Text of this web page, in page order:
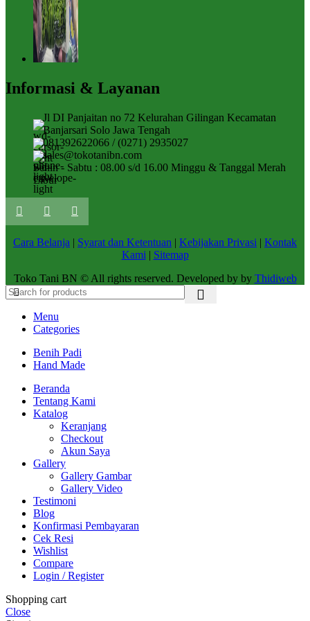
Informasi & Layanan
Jl DI Panjaitan no 72 Kelurahan Gilingan Kecamatan
Banjarsari Solo Jawa Tengah
081392622066 / (0271) 2935027
sales@tokotanibn.com
Senin - Sabtu : 08.00 s/d 16.00 Minggu & Tanggal Merah
Libur
Cara Belanja | Syarat dan Ketentuan | Kebijakan Privasi | Kontak
Kami | Sitemap
Toko Tani BN © All rights reserved. Developed by by Thidiweb
Menu
Categories
Benih Padi
Hand Made
Beranda
Tentang Kami
Katalog
Keranjang
Checkout
Akun Saya
Gallery
Gallery Gambar
Gallery Video
Testimoni
Blog
Konfirmasi Pembayaran
Cek Resi
Wishlist
Compare
Login / Register
Shopping cart
Close